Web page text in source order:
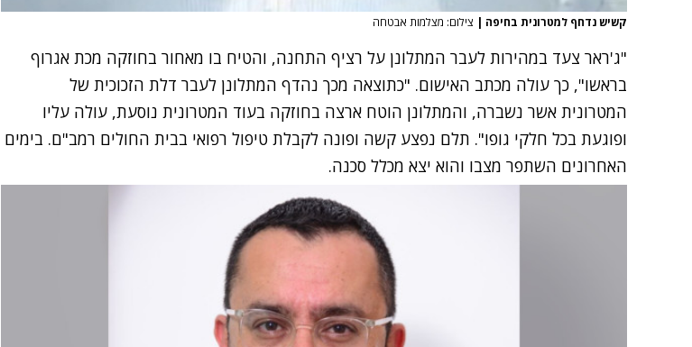
קשיש נדחף למטרונית בחיפה‎ | צילום: מצלמות אבטחה
"ג'ראר צעד במהירות לעבר המתלונן על רציף התחנה, והטיח בו מאחור בחוזקה מכת אגרוף
בראשו", כך עולה מכתב האישום. "כתוצאה מכך נהדף המתלונן לעבר דלת הזכוכית של
המטרונית אשר נשברה, והמתלונן הוטח ארצה בחוזקה בעוד המטרונית נוסעת, עולה עליו
ופוגעת בכל חלקי גופו". תלם נפצע קשה ופונה לקבלת טיפול רפואי בבית החולים רמב"ם. בימים
האחרונים השתפר מצבו והוא יצא מכלל סכנה.